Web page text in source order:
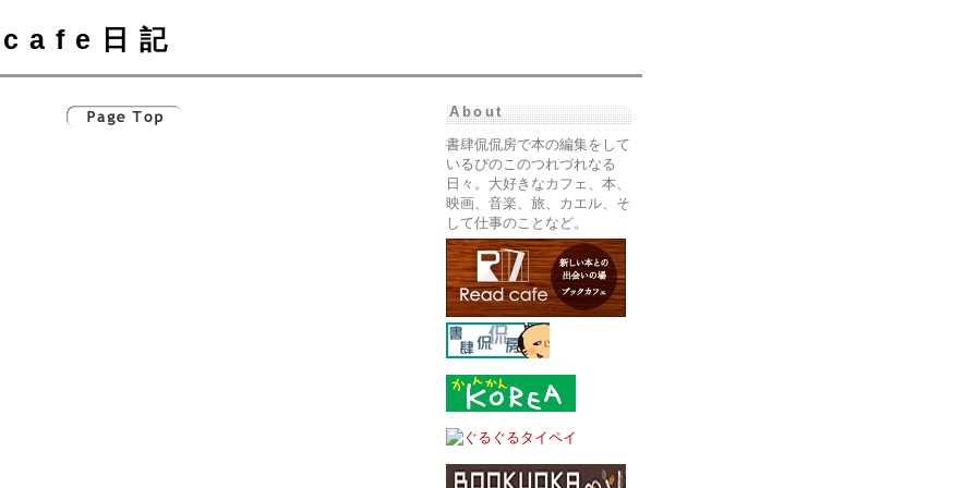
cafe日記
About
書肆侃侃房で本の編集をして
いるぴのこのつれづれなる
日々。大好きなカフェ、本、
映画、音楽、旅、カエル、そ
して仕事のことなど。